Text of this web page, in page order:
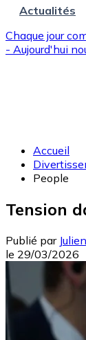
Actualités
Chaque jour
- Aujourd'hui
Accueil
People
Tension
Publié par
le 29/03/2026